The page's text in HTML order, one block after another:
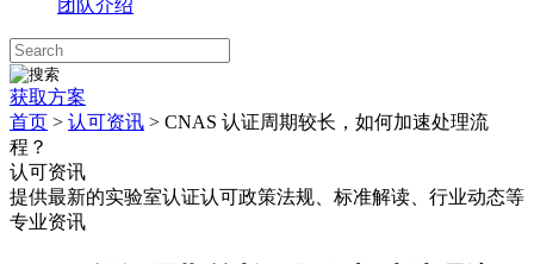
团队介绍
获取方案
首页 > 认可资讯 > CNAS 认证周期较长，如何加速处理流
程？
认可资讯
提供最新的实验室认证认可政策法规、标准解读、行业动态等
专业资讯